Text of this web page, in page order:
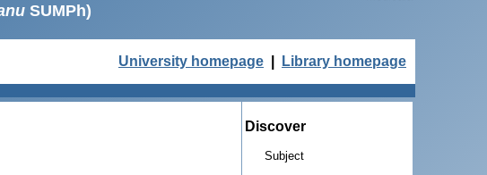
SUMPh)
University homepage Library homepage
Discover
Subject